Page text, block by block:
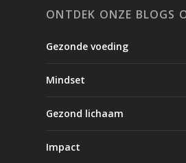
ONTDEK ONZE BLOGS
Gezonde voeding
Mindset
Gezond lichaam
Impact